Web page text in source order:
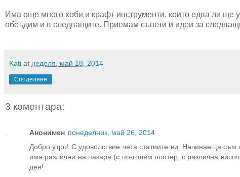
Има още много хоби и крафт инструменти, които едва ли ще
обсъдим и в следващите. Приемам съвети и идеи за
Kati at неделя, май 18, 2014
Споделяне
3 коментара:
Анонимен понеделник, май 26, 2014
Добро утро! С удоволствие чета статиите ви. Начинаеща
има различни на пазара (с по-голям плотер, с различна
ден!